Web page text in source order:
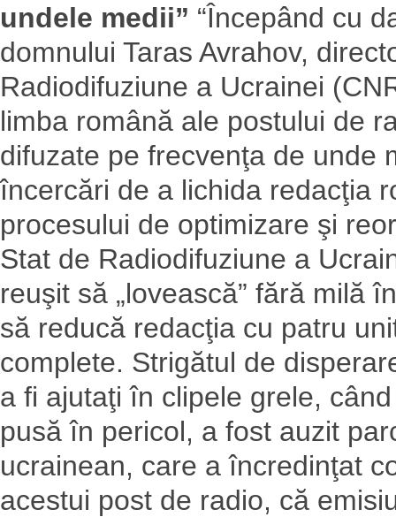
undele medii” “Începând cu
domnului Taras Avrahov,
Radiodifuziune a Ucrainei
limba română ale postului de
difuzate pe frecvenţa de unde
încercări de a lichida redacţia
procesului de optimizare şi
Stat de Radiodifuziune a
reuşit să „lovească” fără milă
să reducă redacţia cu patru
complete. Strigătul de
a fi ajutaţi în clipele grele,
pusă în pericol, a fost auzit
ucrainean, care a încredinţat
acestui post de radio, că